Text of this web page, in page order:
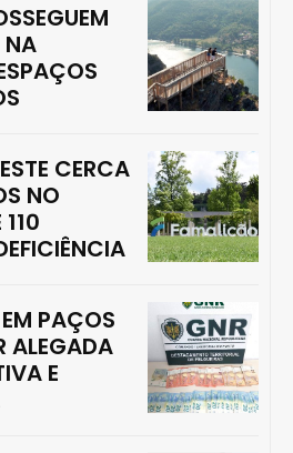
NA
CERCA
NO
PAÇOS
ALEGADA
E